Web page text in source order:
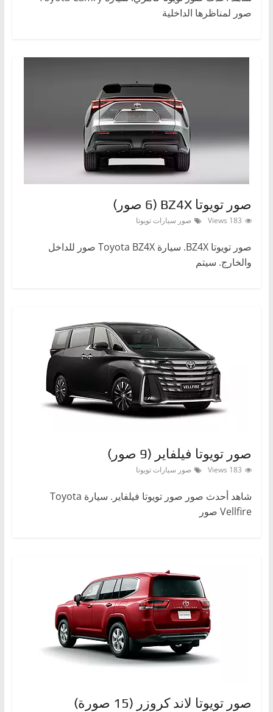
صور لمناظرها الداخلية
صور تويوتا BZ4X (6 صور)
183 Views صور سيارات تويوتا
صور تويوتا BZ4X. سيارة Toyota BZ4X صور للداخل
والخارج. سيتم
صور تويوتا فيلفاير (9 صور)
183 Views صور سيارات تويوتا
شاهد أحدث صور صور تويوتا فيلفاير. سيارة Toyota
Vellfire صور
صور تويوتا لاند كروزر (15 صورة)